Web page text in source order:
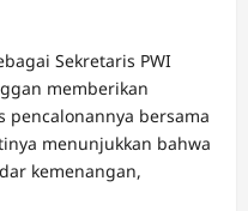
Sekretaris PWI
memberikan
bersama
menunjukkan bahwa
kemenangan,